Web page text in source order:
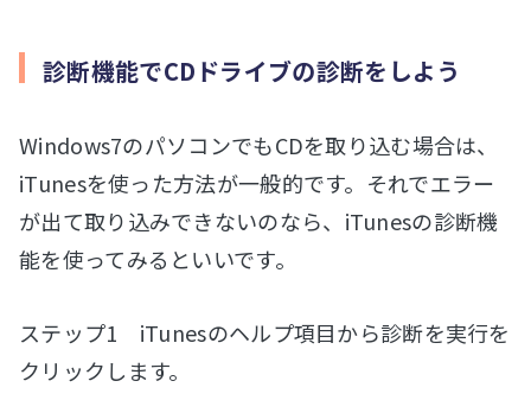
診断機能でCDドライブの診断をしよう
Windows7のパソコンでもCDを取り込む場合は、
iTunesを使った方法が一般的です。それでエラー
が出て取り込みできないのなら、iTunesの診断機
能を使ってみるといいです。
ステップ1 iTunesのヘルプ項目から診断を実行を
クリックします。